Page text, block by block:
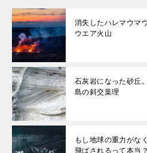
消失したハレマウマ
ウエア火山
石灰岩になった砂丘
島の斜交葉理
もし地球の重力がな
飛ばされるって本当？